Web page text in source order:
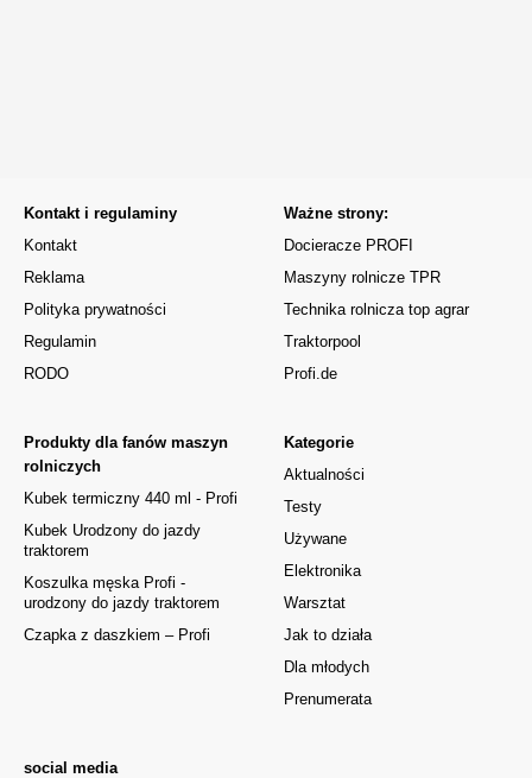
Kontakt i regulaminy
Kontakt
Reklama
Polityka prywatności
Regulamin
RODO
Kategorie
Aktualności
Testy
Używane
Elektronika
Warsztat
Jak to działa
Dla młodych
Prenumerata
Produkty dla fanów maszyn
rolniczych
Kubek termiczny 440 ml - Profi
Kubek Urodzony do jazdy
traktorem
Koszulka męska Profi -
urodzony do jazdy traktorem
Czapka z daszkiem – Profi
Ważne strony:
Docieracze PROFI
Maszyny rolnicze TPR
Technika rolnicza top agrar
Traktorpool
Profi.de
social media